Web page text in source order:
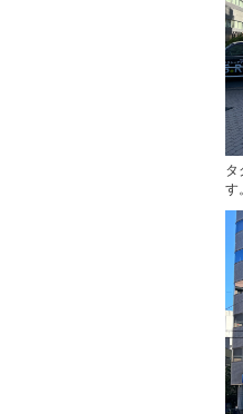
タ
す。